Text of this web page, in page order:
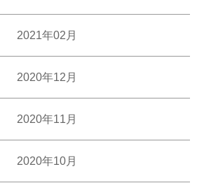
2021年02月
2020年12月
2020年11月
2020年10月